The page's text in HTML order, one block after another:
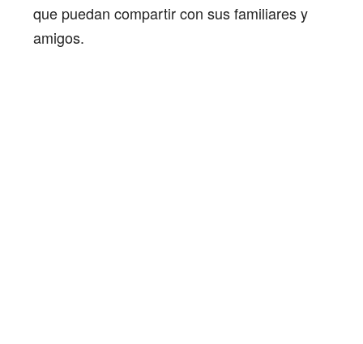
que puedan compartir con sus familiares y
amigos.